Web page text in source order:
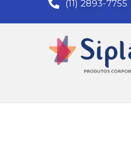
(11) 2893-7755